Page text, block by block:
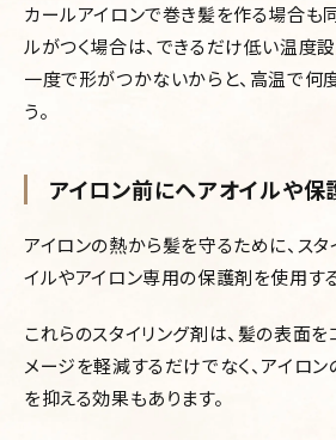
カールアイロンで巻き髪を作る場合も
ルがつく場合は、できるだけ低い温度
一度で形がつかないからと、高温で何
う。
アイロン前にヘアオイルや保
アイロンの熱から髪を守るために、ス
イルやアイロン専用の保護剤を使用する
これらのスタイリング剤は、髪の表面
メージを軽減するだけでなく、アイロ
を抑える効果もあります。